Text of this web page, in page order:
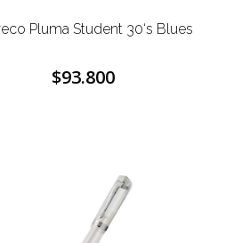
Pluma Student 30‘s Blues
$93.800